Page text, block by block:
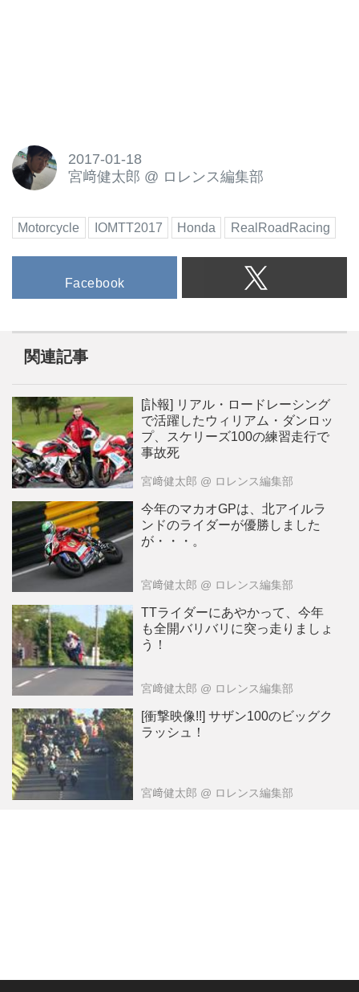
2017-01-18
宮﨑健太郎 @ ロレンス編集部
Motorcycle IOMTT2017 Honda RealRoadRacing
Facebook
関連記事
[訃報] リアル・ロードレーシング
で活躍したウィリアム・ダンロッ
プ、スケリーズ100の練習走行で
事故死
宮﨑健太郎 @ ロレンス編集部
今年のマカオGPは、北アイルラ
ンドのライダーが優勝しました
が・・・。
宮﨑健太郎 @ ロレンス編集部
TTライダーにあやかって、今年
も全開バリバリに突っ走りましょ
う！
宮﨑健太郎 @ ロレンス編集部
[衝撃映像!!] サザン100のビッグク
ラッシュ！
宮﨑健太郎 @ ロレンス編集部